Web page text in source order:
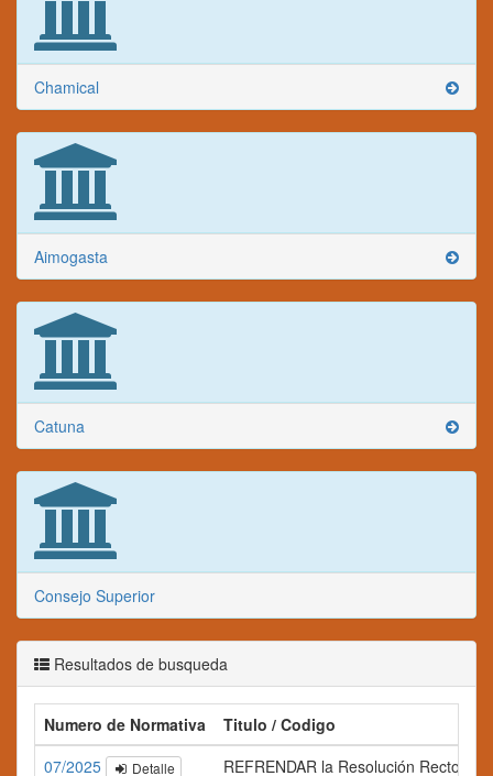
Chamical
Aimogasta
Catuna
Consejo Superior
Resultados de busqueda
Numero de Normativa
Titulo / Codigo
07/2025
Detalle REFRENDAR la Resolución